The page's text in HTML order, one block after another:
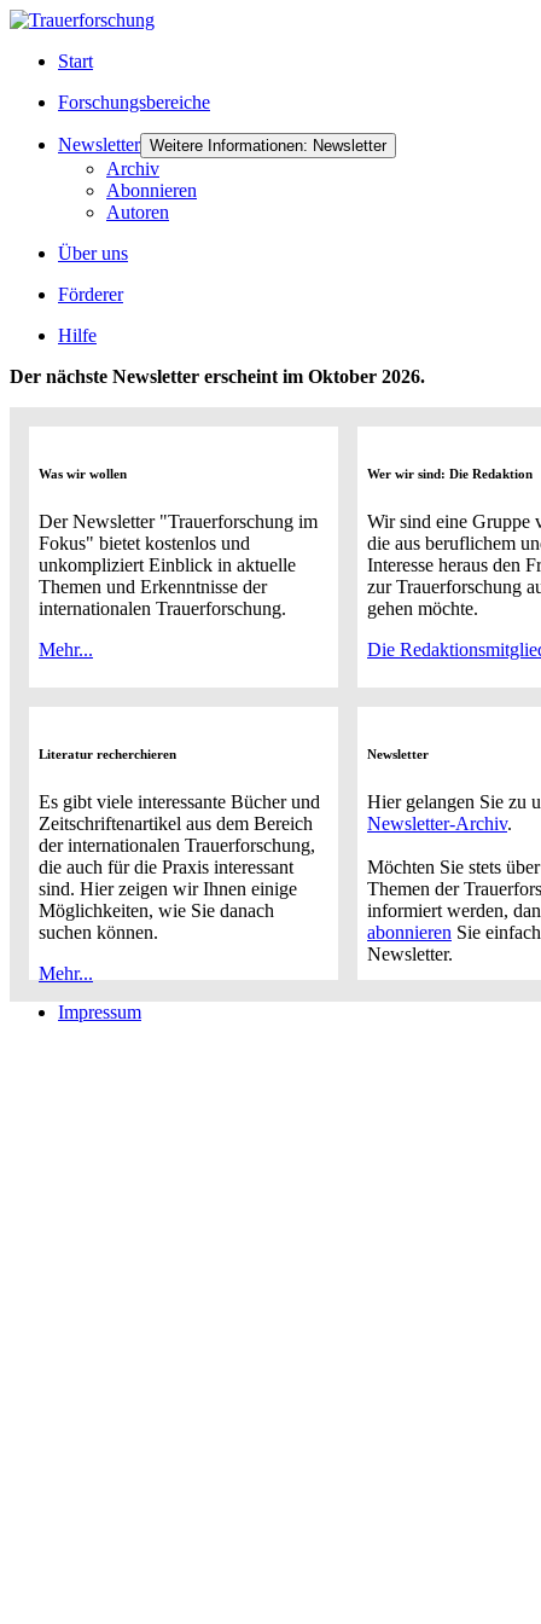
Start
Forschungsbereiche
Newsletter Weitere Informationen: Newsletter
Archiv
Abonnieren
Autoren
Über uns
Förderer
Hilfe
Der nächste Newsletter erscheint im Oktober 2026.
Was wir wollen
Der Newsletter "Trauerforschung im
Fokus" bietet kostenlos und
unkompliziert Einblick in aktuelle
Themen und Erkenntnisse der
internationalen Trauerforschung.
Mehr...
Wer wir sind: Die Redaktion
Wir sind eine Gruppe
die aus beruflichem
Interesse heraus den
zur Trauerforschung
gehen möchte.
Die
Literatur recherchieren
Es gibt viele interessante Bücher und
Zeitschriftenartikel aus dem Bereich
der internationalen Trauerforschung,
die auch für die Praxis interessant
sind. Hier zeigen wir Ihnen einige
Möglichkeiten, wie Sie danach
suchen können.
Mehr...
Newsletter
Hier gelangen Sie zu
Newsletter-Archiv.
Möchten Sie stets
Themen der
informiert werden,
abonnieren Sie
Newsletter.
Impressum